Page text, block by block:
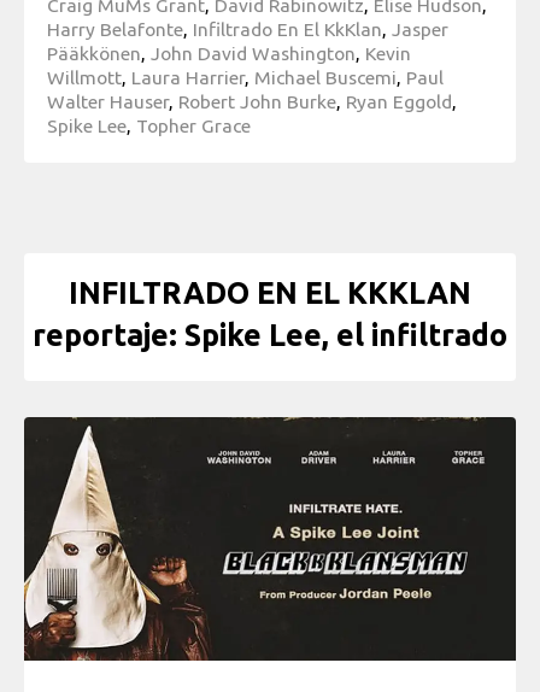
Craig MuMs Grant, David Rabinowitz, Elise Hudson,
Harry Belafonte, Infiltrado En El KkKlan, Jasper
Pääkkönen, John David Washington, Kevin
Willmott, Laura Harrier, Michael Buscemi, Paul
Walter Hauser, Robert John Burke, Ryan Eggold,
Spike Lee, Topher Grace
INFILTRADO EN EL KKKLAN
reportaje: Spike Lee, el infiltrado